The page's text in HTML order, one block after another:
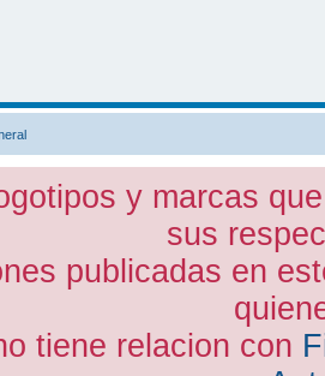
y marcas
sus
publicadas en
tiene relacion con